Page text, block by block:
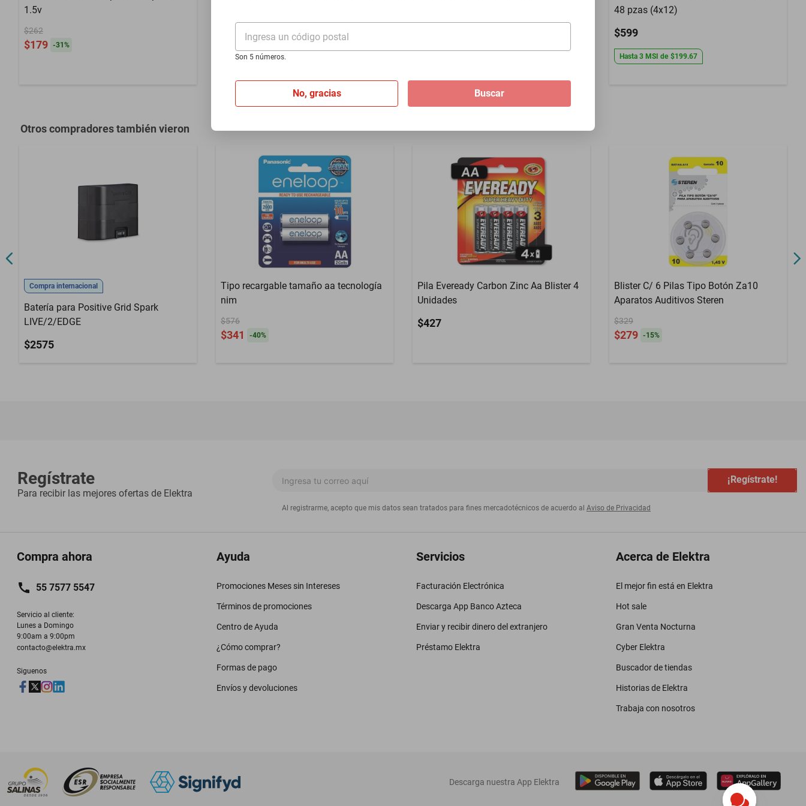
Ingresa un código postal
Son 5 números.
No, gracias Buscar
Incluye 4 baterías recargables.
1.5v
$262
$179 -31 %
Forerunner 301 y Edge
$1101
48 pzas (4x12)
$599
Hasta 3 MSI de $199.67
Otros compradores también vieron
Compra internacional
Batería para Positive Grid Spark
LIVE/2/EDGE
$2575
Tipo recargable tamaño aa tecnología
nim
$576
$341 -40%
Pila Eveready Carbon Zinc Aa Blister 4
Unidades
$427
Blister C/ 6 Pilas Tipo Botón Za10
Aparatos Auditivos Steren
$329
$279 -15%
Regístrate
Para recibir las mejores ofertas de Elektra
¡Regístrate!
Al registrarme, acepto que mis datos sean tratados para fines mercadotécnicos de acuerdo al Aviso de Privacidad
Compra ahora
55 7577 5547
Servicio al cliente:
Lunes a Domingo
9:00am a 9:00pm
contacto@elektra.mx
Siguenos
Ayuda
Promociones Meses sin Intereses
Términos de promociones
Centro de Ayuda
¿Cómo comprar?
Formas de pago
Envíos y devoluciones
Servicios
Facturación Electrónica
Descarga App Banco Azteca
Enviar y recibir dinero del extranjero
Préstamo Elektra
Acerca de Elektra
El mejor fin está en Elektra
Hot sale
Gran Venta Nocturna
Cyber Elektra
Buscador de tiendas
Historias de Elektra
Trabaja con nosotros
‎ Descarga nuestra App Elektra